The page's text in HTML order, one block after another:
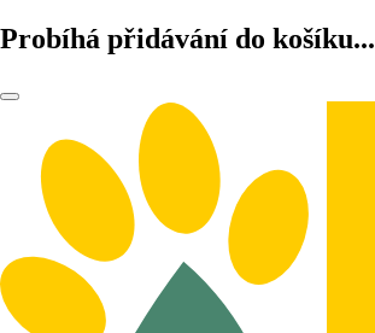
Probíhá přidávání do košíku...